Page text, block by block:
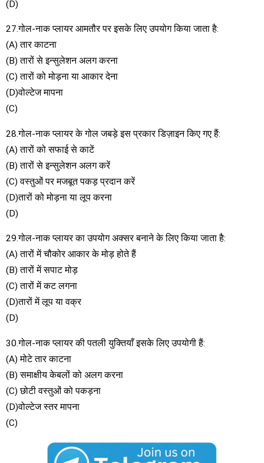
(D)
27.गोल-नाक प्लायर आमतौर पर इसके लिए उपयोग किया जाता है:
(A) तार काटना
(B) तारों से इन्सुलेशन अलग करना
(C) तारों को मोड़ना या आकार देना
(D)वोल्टेज मापना
(C)
28.गोल-नाक प्लायर के गोल जबड़े इस प्रकार डिज़ाइन किए गए हैं:
(A) तारों को सफाई से काटें
(B) तारों से इन्सुलेशन अलग करें
(C) वस्तुओं पर मजबूत पकड़ प्रदान करें
(D)तारों को मोड़ना या लूप करना
(D)
29.गोल-नाक प्लायर का उपयोग अक्सर बनाने के लिए किया जाता है:
(A) तारों में चौकोर आकार के मोड़ होते हैं
(B) तारों में सपाट मोड़
(C) तारों में कट लगना
(D)तारों में लूप या वक्र
(D)
30.गोल-नाक प्लायर की पतली युक्तियाँ इसके लिए उपयोगी हैं:
(A) मोटे तार काटना
(B) समाक्षीय केबलों को अलग करना
(C) छोटी वस्तुओं को पकड़ना
(D)वोल्टेज स्तर मापना
(C)